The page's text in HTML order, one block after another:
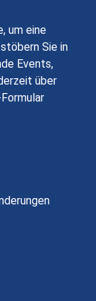
um eine
Sie in
Events,
über